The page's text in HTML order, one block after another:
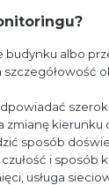
budynku albo
szczegółowość
zmianę kierunku
sposób
czułość i sposób
usługa